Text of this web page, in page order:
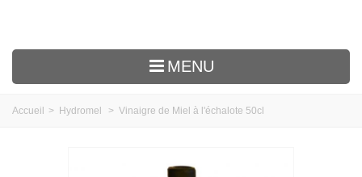
MENU
Accueil > Hydromel > Vinaigre de Miel à l'échalote 50cl